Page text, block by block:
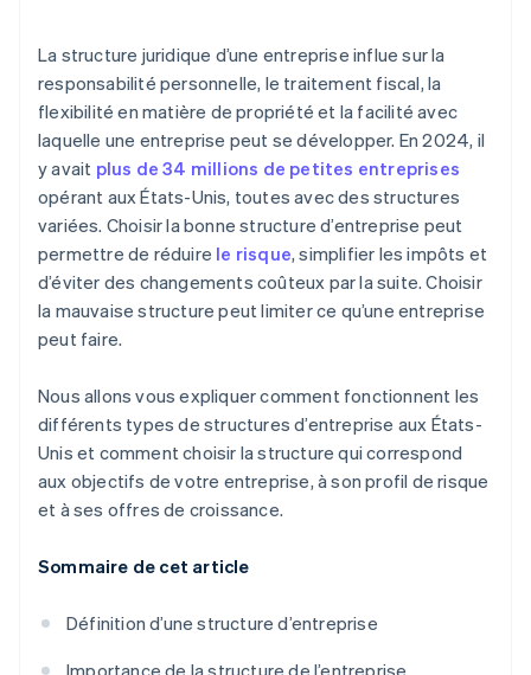
Achat dématérialisé des actions du fondateur
Déclaration fiscale automatique au titre de
l’article 83(b)
Des documents juridiques d’entreprise au standard
international
Une année gratuite d’utilisation de Stripe Payments,
plus 50 000 dollars de crédits et de remises chez
nos partenaires
La structure juridique d’une entreprise influe sur la
responsabilité personnelle, le traitement fiscal, la
flexibilité en matière de propriété et la facilité avec
laquelle une entreprise peut se développer. En 2024, il
y avait plus de 34 millions de petites entreprises
opérant aux États-Unis, toutes avec des structures
variées. Choisir la bonne structure d’entreprise peut
permettre de réduire le risque, simplifier les impôts et
d’éviter des changements coûteux par la suite. Choisir
la mauvaise structure peut limiter ce qu’une entreprise
peut faire.
Nous allons vous expliquer comment fonctionnent les
différents types de structures d’entreprise aux États-
Unis et comment choisir la structure qui correspond
aux objectifs de votre entreprise, à son profil de risque
et à ses offres de croissance.
Sommaire de cet article
Définition d’une structure d’entreprise